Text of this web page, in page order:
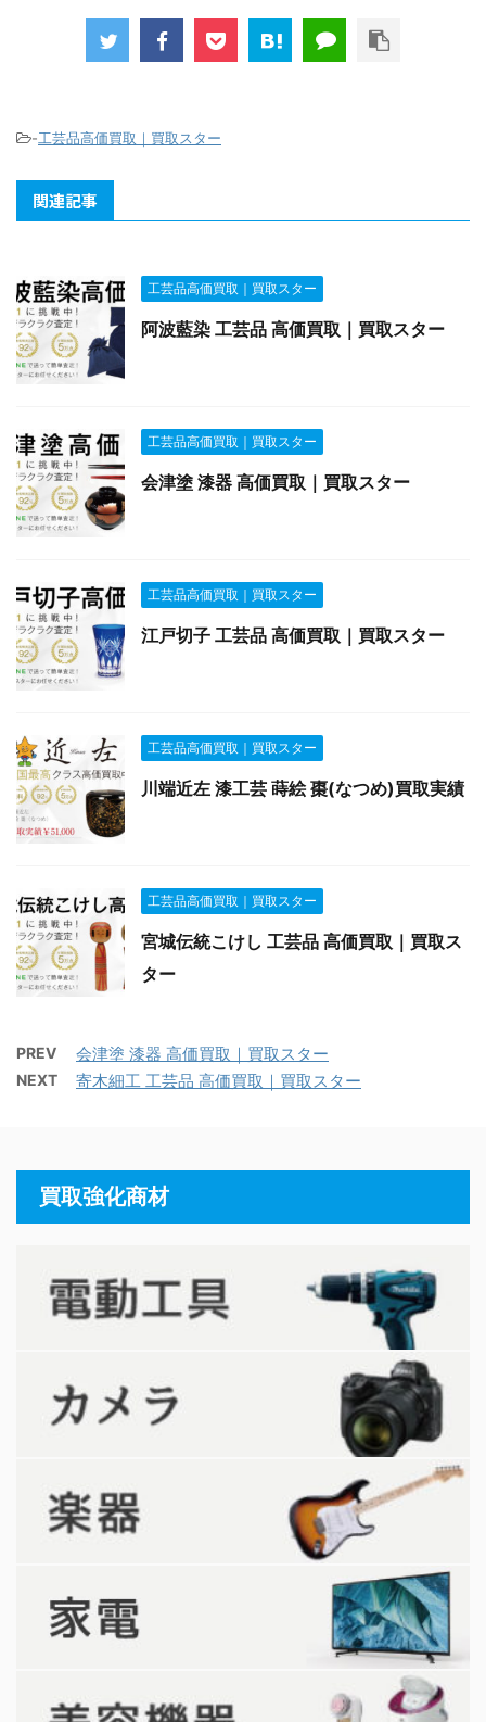
-工芸品高価買取｜買取スター
関連記事
工芸品高価買取｜買取スター
阿波藍染 工芸品 高価買取｜買取スター
工芸品高価買取｜買取スター
会津塗 漆器 高価買取｜買取スター
工芸品高価買取｜買取スター
江戸切子 工芸品 高価買取｜買取スター
工芸品高価買取｜買取スター
川端近左 漆工芸 蒔絵 棗(なつめ)買取実績
工芸品高価買取｜買取スター
宮城伝統こけし 工芸品 高価買取｜買取ス
ター
PREV 会津塗 漆器 高価買取｜買取スター
NEXT 寄木細工 工芸品 高価買取｜買取スター
買取強化商材